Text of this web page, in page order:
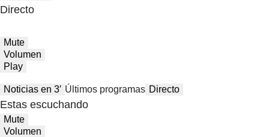
Directo
Mute
Volumen
Play
Noticias en 3′ Últimos programas Directo
Estas escuchando
Mute
Volumen